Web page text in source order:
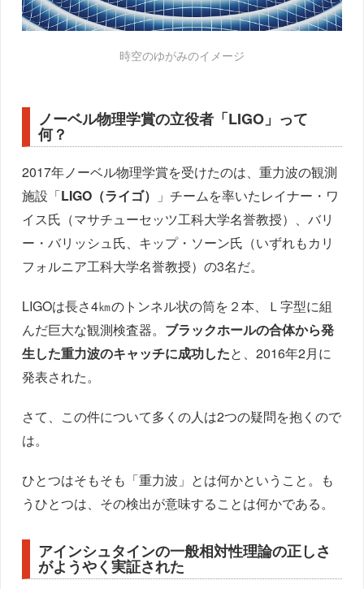
時空のゆがみのイメージ
ノーベル物理学賞の立役者「LIGO」って
何？
2017年ノーベル物理学賞を受けたのは、重力波の観測
施設「LIGO（ライゴ）
」チームを率いたレイナー・ワ
イス氏（マサチューセッツ工科大学名誉教授）、バリ
ー・バリッシュ氏、キップ・ソーン氏（いずれもカリ
フォルニア工科大学名誉教授）の3名だ。
LIGOは長さ4㎞のトンネル状の筒を２本、Ｌ字型に組
んだ巨大な観測検査器。 ブラックホールの合体から発
生した重力波のキャッチに成功したと、2016年2月に
発表された。
さて、この件について多くの人は2つの疑問を抱くので
は。
ひとつはそもそも「重力波」とは何かということ。も
うひとつは、その検出が意味することは何かである。
アインシュタインの一般相対性理論の正しさ
がようやく実証された